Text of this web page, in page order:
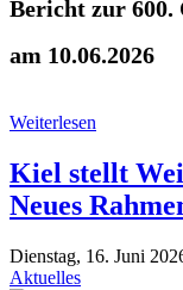
Bericht zur
am 10.06.2026
Weiterlesen
Kiel stellt
Neues
Dienstag, 16. Juni
Aktuelles